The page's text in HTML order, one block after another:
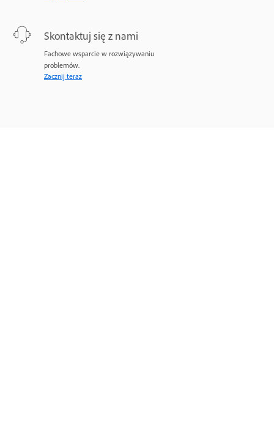
Skontaktuj się z nami
Fachowe wsparcie w rozwiązywaniu
problemów.
Zacznij teraz